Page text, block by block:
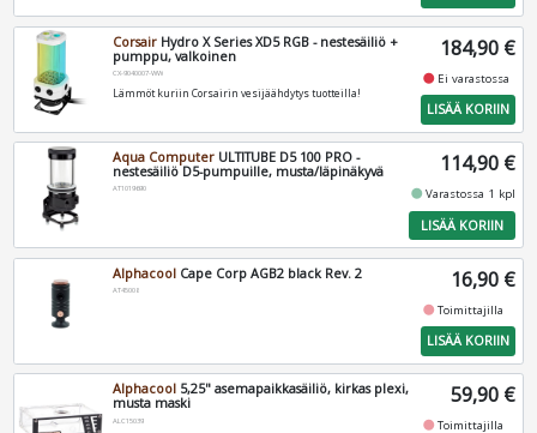
Corsair Hydro X Series XD5 RGB - nestesäiliö +
pumppu, valkoinen
CX-9040007-WW
Lämmöt kuriin Corsairin vesijäähdytys tuotteilla!
184,90 €
fiber_manual_record Ei varastossa
LISÄÄ KORIIN
Aqua Computer ULTITUBE D5 100 PRO -
nestesäiliö D5-pumpuille, musta/läpinäkyvä
AT1019690
114,90 €
fiber_manual_recordVarastossa 1 kpl
LISÄÄ KORIIN
Alphacool Cape Corp AGB2 black Rev. 2
AT45008 16,90 €
fiber_manual_recordToimittajilla
LISÄÄ KORIIN
Alphacool 5,25" asemapaikkasäiliö, kirkas plexi,
musta maski
ALC15039
59,90 €
fiber_manual_recordToimittajilla